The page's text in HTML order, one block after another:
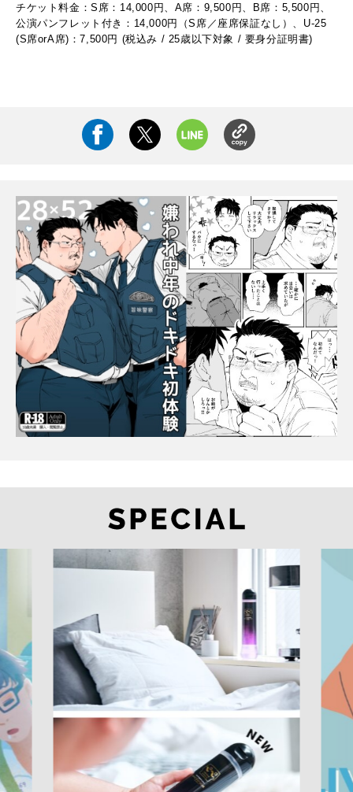
チケット料金：S席：14,000円、A席：9,500円、B席：5,500円、
公演パンフレット付き：14,000円（S席／座席保証なし）、 U-25
(S席orA席)：7,500円 (税込み / 25歳以下対象 / 要身分証明書)